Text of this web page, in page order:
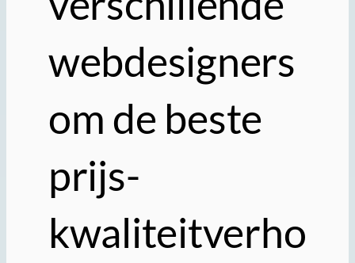
webdesigners
om de beste
prijs-
kwaliteitverho